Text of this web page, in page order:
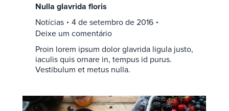
Nulla glavrida floris
Notícias
4 de setembro de 2016
Deixe um comentário
Proin lorem ipsum dolor glavrida ligula justo,
iaculis quis ornare in, tempus id purus.
Vestibulum et metus nulla.